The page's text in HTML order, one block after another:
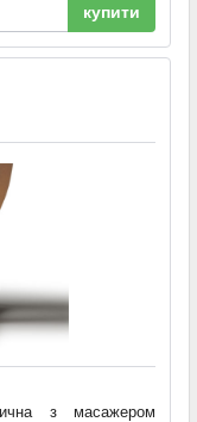
купити
з масажером